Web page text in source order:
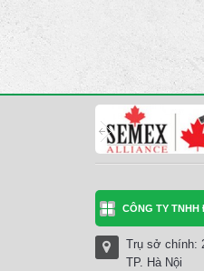
CÔNG TY TNHH
Trụ sở chính:
TP. Hà Nội